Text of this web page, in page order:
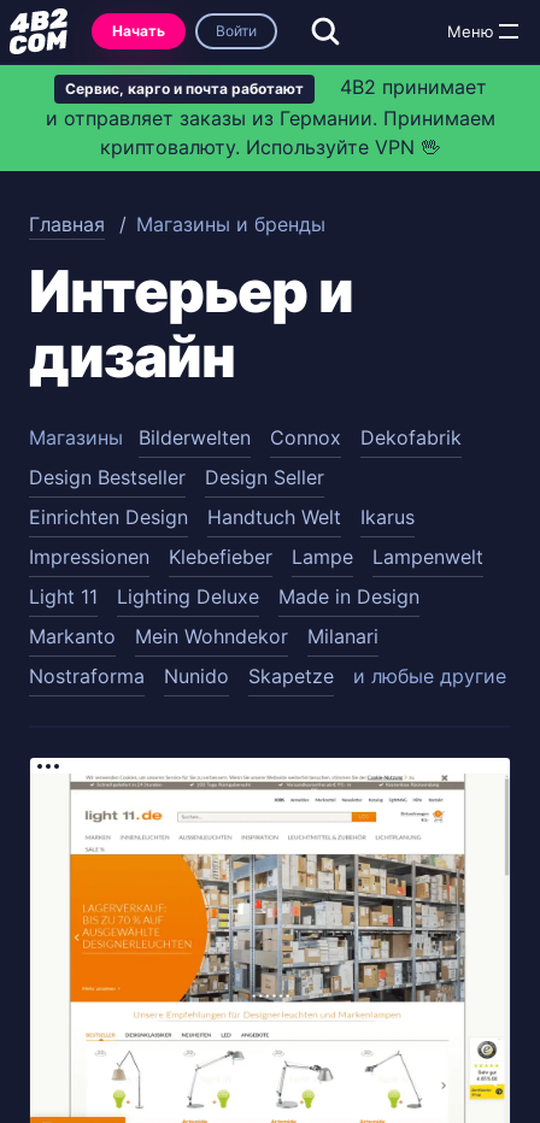
Сервис, карго и почта работают
4B2 принимает
и отправляет заказы из Германии. Принимаем
криптовалюту. Используйте VPN 🖖
Начать Войти
Главная Магазины и бренды
Интерьер и
дизайн
Магазины Bilderwelten Connox
Dekofabrik
Design Bestseller
Design Seller
Einrichten Design
Handtuch Welt
Ikarus
Impressionen
Klebefieber Lampe
Lampenwelt
Light 11
Lighting Deluxe
Made in Design
Markanto
Mein Wohndekor
Milanari
Nostraforma
Nunido Skapetze и любые другие